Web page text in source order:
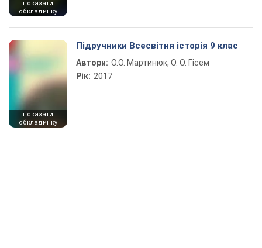
показати
обкладинку
показати
обкладинку
Підручники Всесвітня історія 9 клас
Автори: О.О. Мартинюк, О. О. Гісем
Рік: 2017